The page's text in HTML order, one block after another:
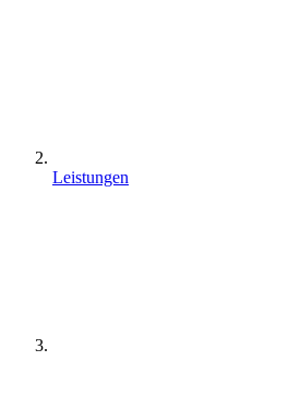
Leistungen